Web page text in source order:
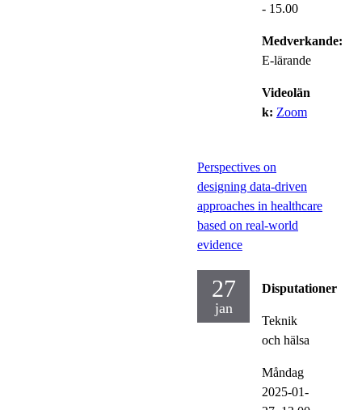
- 15.00
Medverkande:
E-lärande
Videolän
k: Zoom
Perspectives on
designing data-driven
approaches in healthcare
based on real-world
evidence
27
jan
Disputationer
Teknik
och hälsa
Måndag
2025-01-